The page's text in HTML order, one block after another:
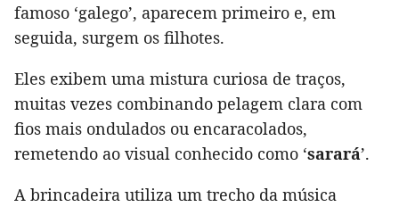
famoso ‘galego’, aparecem primeiro e, em
seguida, surgem os filhotes.
Eles exibem uma mistura curiosa de traços,
muitas vezes combinando pelagem clara com
fios mais ondulados ou encaracolados,
remetendo ao visual conhecido como ‘sarará’.
A brincadeira utiliza um trecho da música